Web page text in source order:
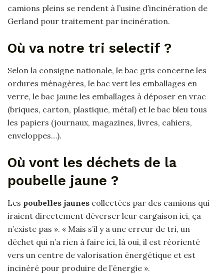
camions pleins se rendent à l’usine d’incinération de
Gerland pour traitement par incinération.
Où va notre tri selectif ?
Selon la consigne nationale, le bac gris concerne les
ordures ménagères, le bac vert les emballages en
verre, le bac jaune les emballages à déposer en vrac
(briques, carton, plastique, métal) et le bac bleu tous
les papiers (journaux, magazines, livres, cahiers,
enveloppes…).
Où vont les déchets de la
poubelle jaune ?
Les poubelles jaunes collectées par des camions qui
iraient directement déverser leur cargaison ici, ça
n’existe pas ». « Mais s’il y a une erreur de tri, un
déchet qui n’a rien à faire ici, là oui, il est réorienté
vers un centre de valorisation énergétique et est
incinéré pour produire de l’énergie ».